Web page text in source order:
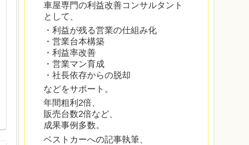
車屋専門の利益改善コンサルタント
として、
・利益が残る営業の仕組み化
・営業台本構築
・利益率改善
・営業マン育成
・社長依存からの脱却
などをサポート。
年間粗利2倍、
販売台数2倍など、
成果事例多数。
ベストカーへの記事執筆、